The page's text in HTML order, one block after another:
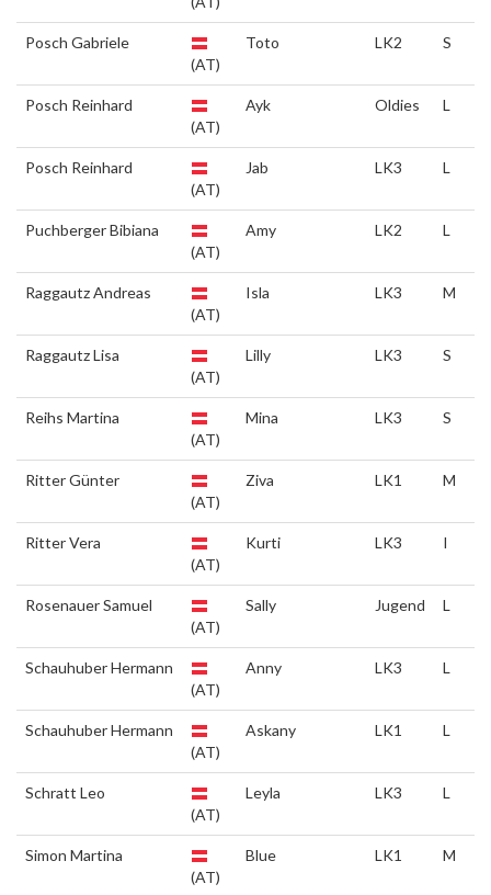
Posch Gabriele
(AT)
Toto LK2 S
Posch Reinhard
(AT)
Ayk Oldies L
Posch Reinhard
(AT)
Jab LK3 L
Puchberger Bibiana
(AT)
Amy LK2 L
Raggautz Andreas
(AT)
Isla LK3 M
Raggautz Lisa
(AT)
Lilly LK3 S
Reihs Martina
(AT)
Mina LK3 S
Ritter Günter
(AT)
Ziva LK1 M
Ritter Vera
(AT)
Kurti LK3 I
Rosenauer Samuel
(AT)
Sally Jugend L
Schauhuber Hermann
(AT)
Anny LK3 L
Schauhuber Hermann
(AT)
Askany LK1 L
Schratt Leo
(AT)
Leyla LK3 L
Simon Martina
(AT)
Blue LK1 M